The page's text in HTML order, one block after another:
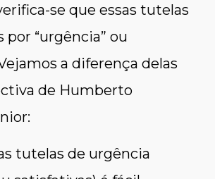
se que essas tutelas
por “urgência” ou
a diferença delas
de Humberto
tutelas de urgência